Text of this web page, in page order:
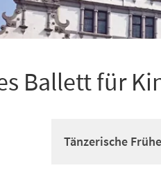
Ballett für
Tänzerische